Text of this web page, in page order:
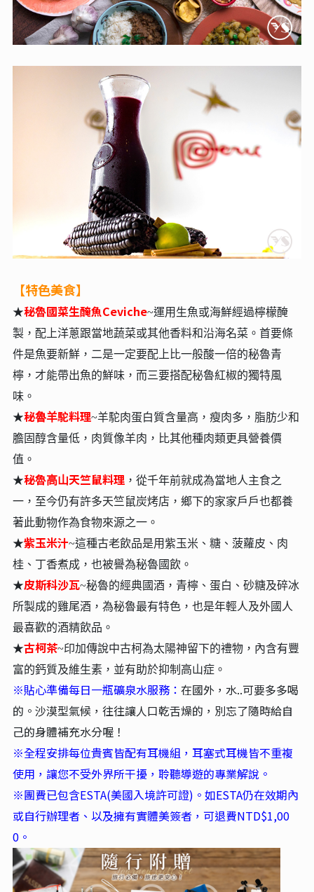
【特色美食】
★秘魯國菜生醃魚Ceviche~運⽤⽣⿂或海鮮經過檸檬醃
製，配上洋蔥跟當地蔬菜或其他香料和沿海名菜。⾸要條
件是⿂要新鮮，⼆是⼀定要配上比⼀般酸⼀倍的秘魯青
檸，才能帶出⿂的鮮味，⽽三要搭配秘魯紅椒的獨特風
味。
★秘魯⽺駝料理~⽺駝⾁蛋⽩質含量⾼，瘦⾁多，脂肪少和
膽固醇含量低，⾁質像⽺⾁，比其他種⾁類更具營養價
值。
★秘魯⾼⼭天竺鼠料理，從千年前就成為當地⼈主食之
⼀，⾄今仍有許多天竺鼠炭烤店，鄉下的家家⼾⼾也都養
著此動物作為食物來源之⼀。
★紫玉米汁~這種古老飲品是⽤紫⽟米、糖、菠蘿⽪、⾁
桂、丁香煮成，也被譽為秘魯國飲。
★皮斯科沙瓦~秘魯的經典國酒，青檸、蛋白、砂糖及碎冰
所製成的雞尾酒，為秘魯最有特色，也是年輕人及外國人
最喜歡的酒精飲品。
★古柯茶~印加傳說中古柯為太陽神留下的禮物，內含有豐
富的鈣質及維生素，並有助於抑制高山症。
※貼心準備每日一瓶礦泉水服務： 在國外，水..可要多多喝
的。沙漠型氣候，往往讓人口乾舌燥的，別忘了隨時給自
己的身體補充水分喔！
※全程安排每位貴賓皆配有耳機組，耳塞式耳機皆不重複
使用，讓您不受外界所干擾，聆聽導遊的專業解說。
※團費已包含ESTA(美國入境許可證)。如ESTA仍在效期內
或自行辦理者、以及擁有實體美簽者，可退費NTD$1,00
0。